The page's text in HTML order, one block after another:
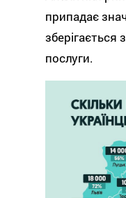
припадає
зберігається
послуги.